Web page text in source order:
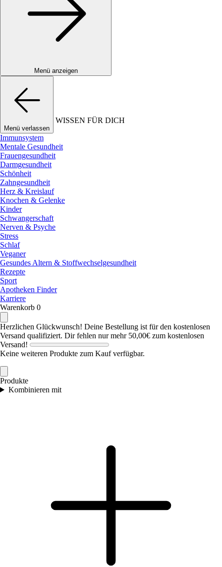
Menü anzeigen
Menü verlassen
WISSEN FÜR DICH
Immunsystem
Mentale Gesundheit
Frauengesundheit
Darmgesundheit
Schönheit
Zahngesundheit
Herz & Kreislauf
Knochen & Gelenke
Kinder
Schwangerschaft
Nerven & Psyche
Stress
Schlaf
Veganer
Gesundes Altern & Stoffwechselgesundheit
Rezepte
Sport
Apotheken Finder
Karriere
Warenkorb 0
Herzlichen Glückwunsch! Deine Bestellung ist für den kostenlosen
Versand qualifiziert. Dir fehlen nur mehr 50,00€ zum kostenlosen
Versand!
Keine weiteren Produkte zum Kauf verfügbar.
Produkte
Kombinieren mit